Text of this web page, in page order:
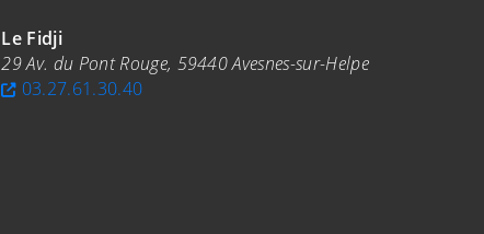
Le Fidji
29 Av. du Pont Rouge, 59440 Avesnes-sur-Helpe
03.27.61.30.40